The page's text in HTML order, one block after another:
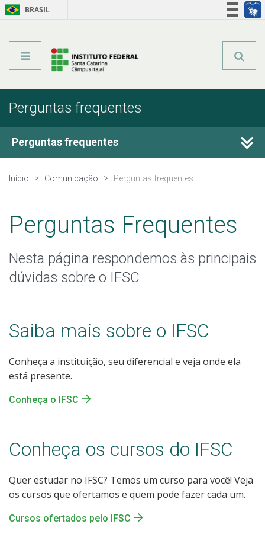
BRASIL
Perguntas frequentes
Perguntas frequentes
Conheça o IFSC
Cursos ofertados pelo IFSC
Sou/fui estudante do IFSC
Certificação do Ensino Médio
Quero trabalhar no IFSC
Quero ser fornecedor do IFSC
Início Comunicação Perguntas frequentes
Perguntas Frequentes
Nesta página respondemos às principais
dúvidas sobre o IFSC
Saiba mais sobre o IFSC
Conheça a instituição, seu diferencial e veja onde ela
está presente.
Conheça o IFSC
Conheça os cursos do IFSC
Quer estudar no IFSC? Temos um curso para você! Veja
os cursos que ofertamos e quem pode fazer cada um.
Cursos ofertados pelo IFSC